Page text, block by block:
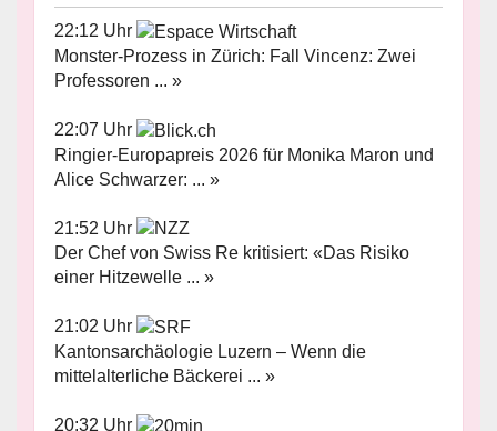
22:12 Uhr
Monster-Prozess in Zürich: Fall Vincenz: Zwei
Professoren ... »
22:07 Uhr
Ringier-Europapreis 2026 für Monika Maron und
Alice Schwarzer: ... »
21:52 Uhr
Der Chef von Swiss Re kritisiert: «Das Risiko
einer Hitzewelle ... »
21:02 Uhr
Kantonsarchäologie Luzern – Wenn die
mittelalterliche Bäckerei ... »
20:32 Uhr